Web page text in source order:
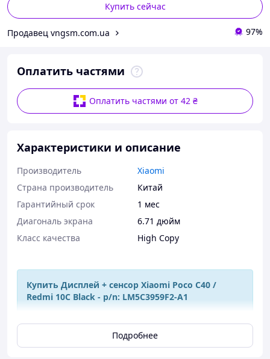
Купить сейчас
Продавец vngsm.com.ua 97%
Оплатить частями
Оплатить частями от 42 ₴
Характеристики и описание
Производитель
Xiaomi
Страна производитель
Китай
Гарантийный срок
1 мес
Диагональ экрана
6.71 дюйм
Класс качества
High Copy
Купить Дисплей + сенсор Xiaomi Poco C40 /
Redmi 10C Black - p/n: LM5C3959F2-A1
Подробнее